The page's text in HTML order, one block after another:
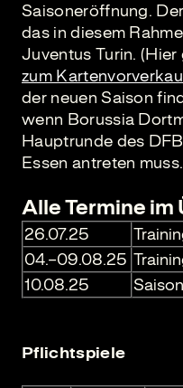
Saisoneröffnung.
das in diesem
Juventus Turin. (Hier
zum
der neuen Saison
wenn Borussia
Hauptrunde des
Essen antreten muss.
Alle Termine im
26.07.25
04.–09.08.25
10.08.25
Pflichtspiele